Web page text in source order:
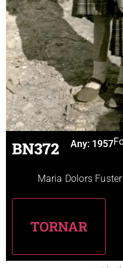
BN372 Any: 1957
Maria Dolors